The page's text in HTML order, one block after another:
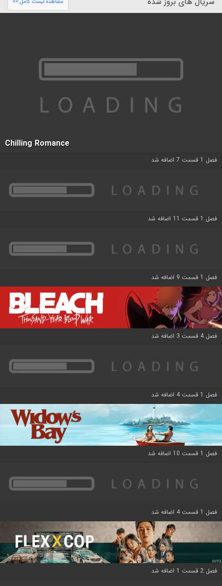
Chilling Romance
فصل 1 قسمت 7 اضافه شد
فصل 1 قسمت 11 اضافه شد
فصل 1 قسمت 9 اضافه شد
فصل 4 قسمت 3 اضافه شد
فصل 1 قسمت 4 اضافه شد
فصل 1 قسمت 10 اضافه شد
فصل 1 قسمت 4 اضافه شد
فصل 2 قسمت 1 اضافه شد